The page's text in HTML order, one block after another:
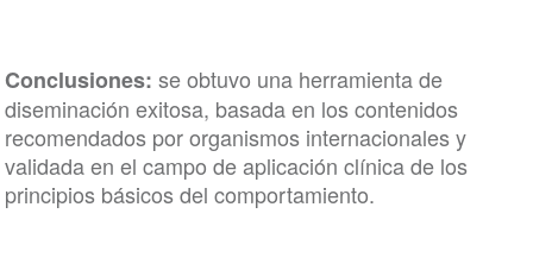
Conclusiones: se obtuvo una herramienta de
diseminación exitosa, basada en los contenidos
recomendados por organismos internacionales y
validada en el campo de aplicación clínica de los
principios básicos del comportamiento.